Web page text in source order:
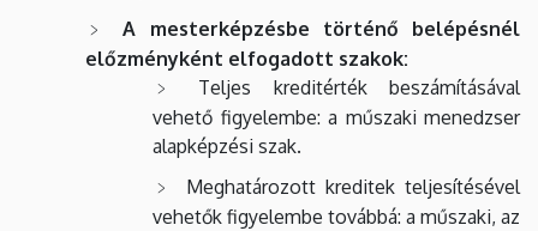
A mesterképzésbe történő belépésnél
előzményként elfogadott szakok:
Teljes kreditérték beszámításával
vehető figyelembe: a műszaki menedzser
alapképzési szak.
Meghatározott kreditek teljesítésével
vehetők figyelembe továbbá: a műszaki, az